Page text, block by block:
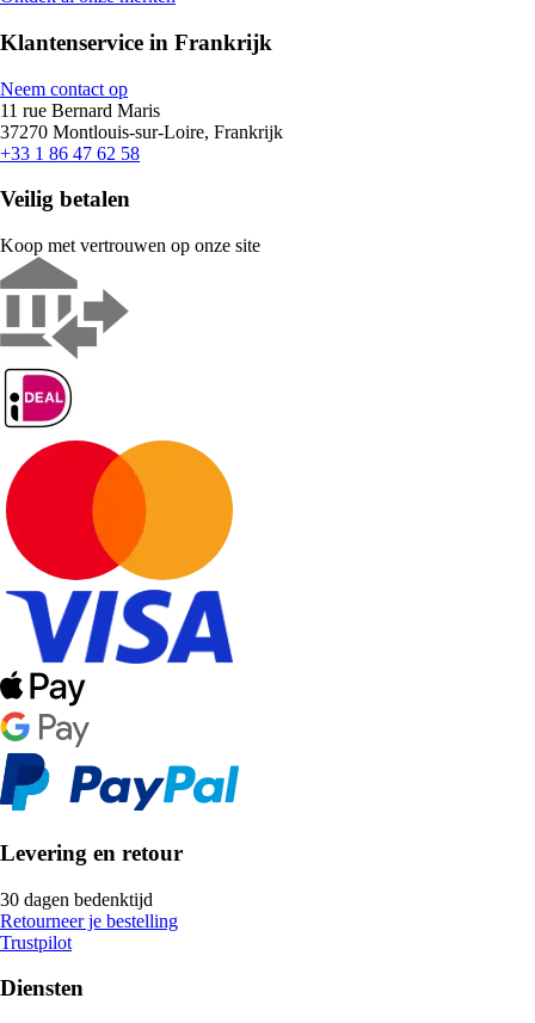
Klantenservice in Frankrijk
Neem contact op
11 rue Bernard Maris
37270 Montlouis-sur-Loire, Frankrijk
+33 1 86 47 62 58
Veilig betalen
Koop met vertrouwen op onze site
Levering en retour
30 dagen bedenktijd
Retourneer je bestelling
Trustpilot
Diensten